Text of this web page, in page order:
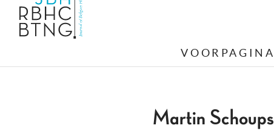
VOORPAGINA
Martin Schoups